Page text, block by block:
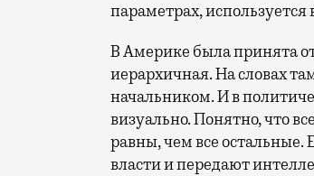
параметрах,
В Америке была принята
иерархичная. На словах
начальником. И в
визуально. Понятно, что
равны, чем все остальные.
власти и передают